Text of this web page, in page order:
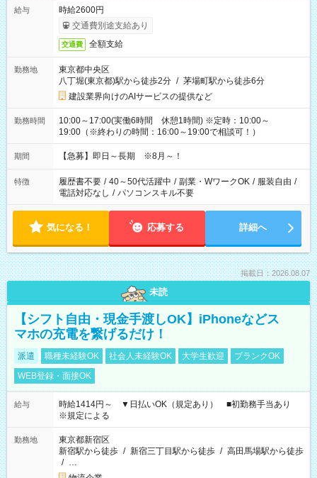
給与
時給2600円
交通費別途支給あり
交通費 全額支給
勤務地
東京都中央区
八丁堀(東京都)駅から徒歩2分 / 茅場町駅から徒歩6分
建設業界向けのAIサービスの提供など
勤務時間
10:00～17:00(実働6時間 休憩1時間) ※定時：10:00～
19:00（※終わりの時間：16:00～19:00で相談可！）
期間 【急募】即日～長期 ※8月～！
特徴 履歴書不要 / 40～50代活躍中 / 副業・WワークOK / 服装自由 /
電話対応なし / パソコンスキル不要
気になる！ 応募する 詳細へ
掲載日：2026.08.07
未読
【シフト自由・現金手渡しOK】iPhoneなどス
マホの充電を繋げるだけ！
派遣 職種未経験OK 社会人未経験OK 大学生歓迎
ブランクOK
WEB登録・面接OK
給与
時給1414円～ ▼日払いOK（規定あり） ■初勤務手当あり
※規定による
勤務地
東京都新宿区
新宿駅から徒歩 / 新宿三丁目駅から徒歩 / 高田馬場駅から徒歩
/ …